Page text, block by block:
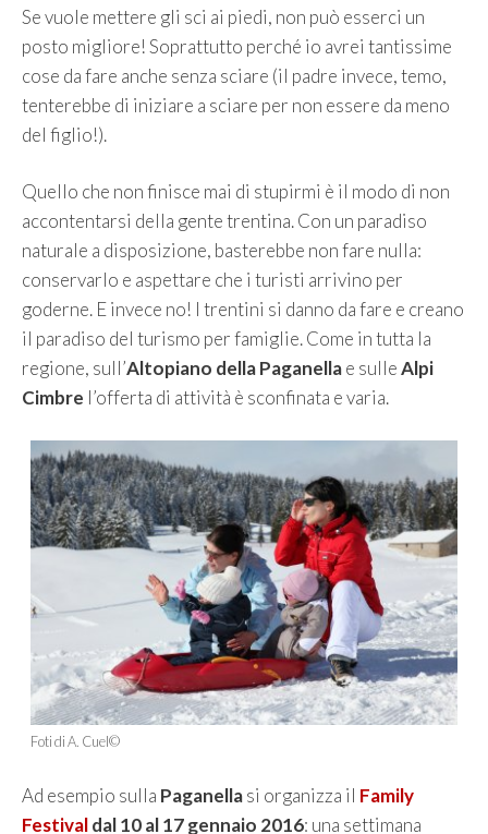
Se vuole mettere gli sci ai piedi, non può esserci un
posto migliore! Soprattutto perché io avrei tantissime
cose da fare anche senza sciare (il padre invece, temo,
tenterebbe di iniziare a sciare per non essere da meno
del figlio!).
Quello che non finisce mai di stupirmi è il modo di non
accontentarsi della gente trentina. Con un paradiso
naturale a disposizione, basterebbe non fare nulla:
conservarlo e aspettare che i turisti arrivino per
goderne. E invece no! I trentini si danno da fare e creano
il paradiso del turismo per famiglie. Come in tutta la
regione, sull’Altopiano della Paganellae sulleAlpi
Cimbre l’offerta di attività è sconfinata e varia.
Foti di A. Cuel©
Ad esempio sulla Paganellasi organizza il Family
Festivaldal 10 al 17 gennaio 2016: una settimana